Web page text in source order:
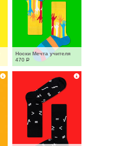
Носки Мечта учителя
470 Р